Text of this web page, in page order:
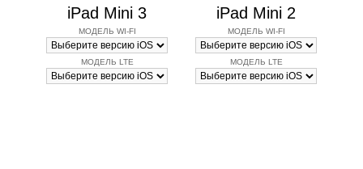
iPad Mini 3
МОДЕЛЬ WI-FI
МОДЕЛЬ LTE
iPad Mini 2
МОДЕЛЬ WI-FI
МОДЕЛЬ LTE